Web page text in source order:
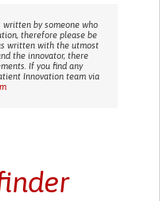
written by someone who
therefore please be
written with the utmost
the innovator, there
If you find any
Innovation team via